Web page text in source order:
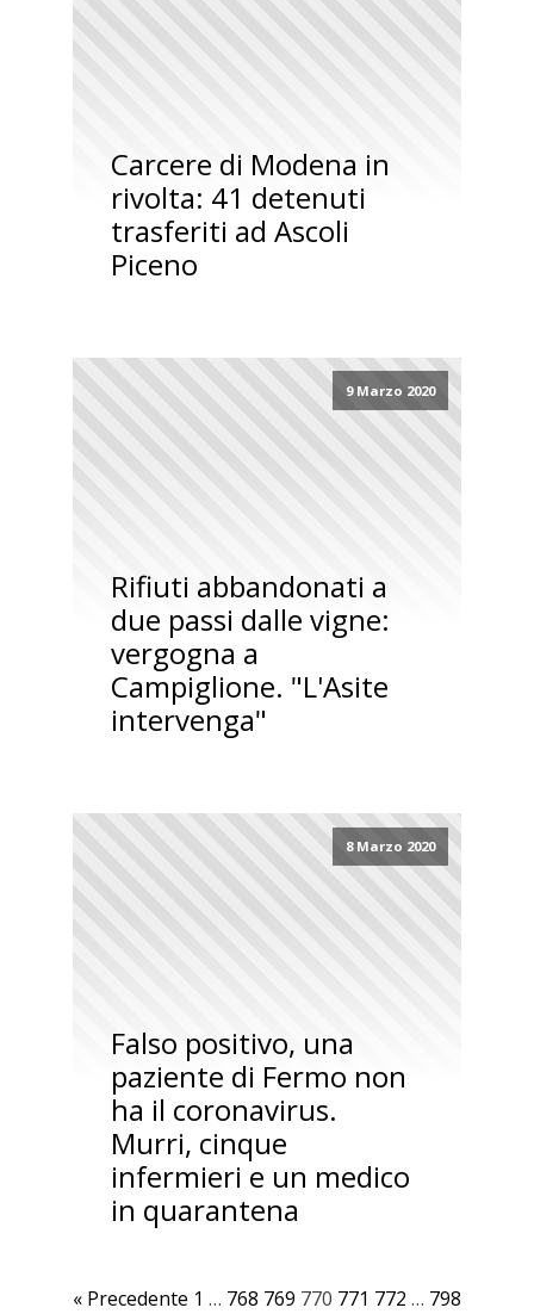
Carcere di Modena in
rivolta: 41 detenuti
trasferiti ad Ascoli
Piceno
9 Marzo 2020
Rifiuti abbandonati a
due passi dalle vigne:
vergogna a
Campiglione. "L'Asite
intervenga"
8 Marzo 2020
Falso positivo, una
paziente di Fermo non
ha il coronavirus.
Murri, cinque
infermieri e un medico
in quarantena
« Precedente 1 … 768 769 770 771 772 … 798